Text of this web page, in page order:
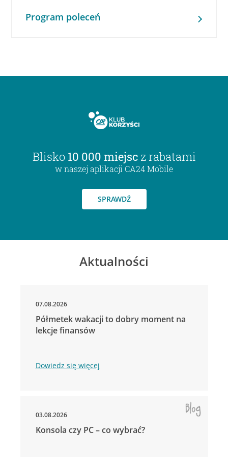
Program poleceń
Blisko 10 000 miejsc z rabatami
w naszej aplikacji CA24 Mobile
SPRAWDŹ
Aktualności
07.08.2026
Półmetek wakacji to dobry moment na
lekcje finansów
Dowiedz się więcej
03.08.2026
Konsola czy PC – co wybrać?